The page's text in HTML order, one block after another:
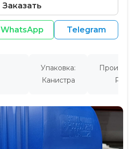
Заказать
WhatsApp Telegram
Упаковка:
Канистра